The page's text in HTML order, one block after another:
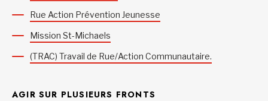
Rue Action Prévention Jeunesse
Mission St-Michaels
(TRAC) Travail de Rue/Action Communautaire.
AGIR SUR PLUSIEURS FRONTS